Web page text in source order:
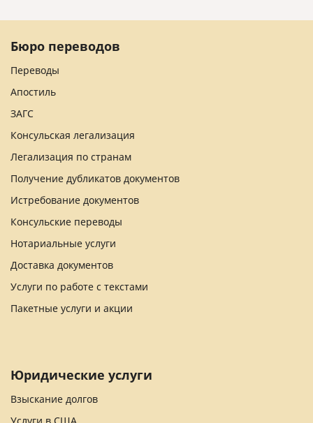
Бюро переводов
Переводы
Апостиль
ЗАГС
Консульская легализация
Легализация по странам
Получение дубликатов документов
Истребование документов
Консульские переводы
Нотариальные услуги
Доставка документов
Услуги по работе с текстами
Пакетные услуги и акции
Юридические услуги
Взыскание долгов